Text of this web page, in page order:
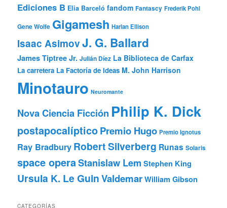
Ediciones B Elia Barceló fandom Fantascy Frederik Pohl
Gene Wolfe Gigamesh Harlan Ellison
Isaac AsimovJ. G. Ballard
James Tiptree Jr. Julián Díez La Biblioteca de Carfax
La carretera La Factoría de Ideas M. John Harrison
Minotauro Neuromante
Nova Ciencia Ficción Philip K. Dick
postapocalípticoPremio Hugo Premio Ignotus
Ray Bradbury Robert Silverberg Runas Solaris
space operaStanislaw Lem Stephen King
Ursula K. Le GuinValdemarWilliam Gibson
CATEGORÍAS